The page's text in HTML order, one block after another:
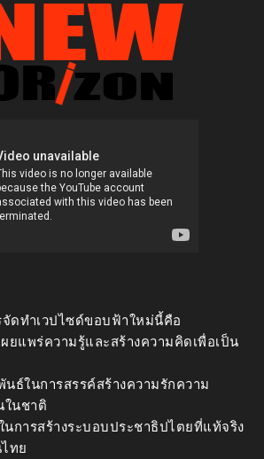
จัดทำเวปไซด์ขอบฟ้าใหม่นี้คือ
ผยแพร่ความรู้และสร้างความคิดเพื่อเป็น
นธ์ในการสรรค์สร้างความรักความ
ในชาติ
นการสร้างระบอบประชาธิปไตยที่แท้จริง
ทย